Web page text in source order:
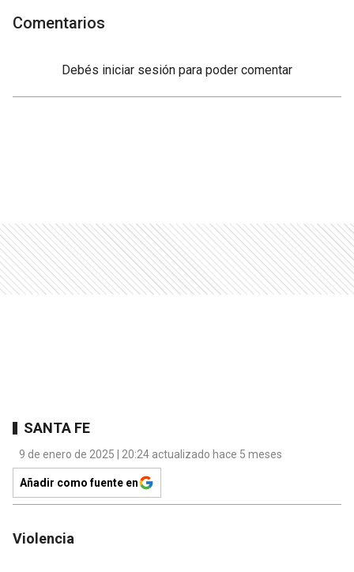
Comentarios
Debés iniciar sesión para poder comentar
SANTA FE
9 de enero de 2025 | 20:24 actualizado hace 5 meses
Añadir como fuente en
Violencia